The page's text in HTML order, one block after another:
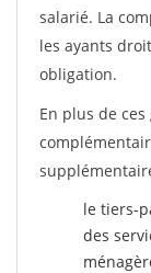
salarié. La
les ayants
obligation.
En plus de
le tiers-
des